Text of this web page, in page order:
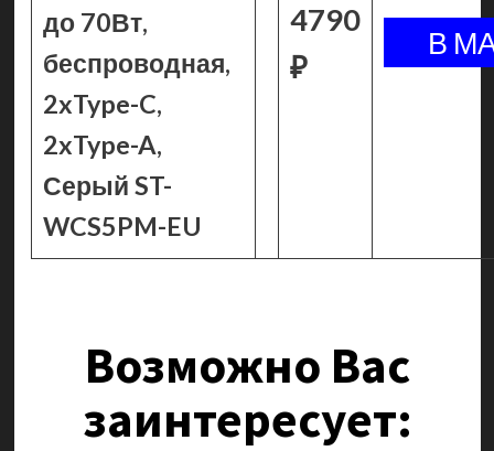
до 70Вт,
беспроводная,
2xType-C,
2xType-A,
Серый ST-
WCS5PM-EU
4790
₽
Возможно Вас
заинтересует: